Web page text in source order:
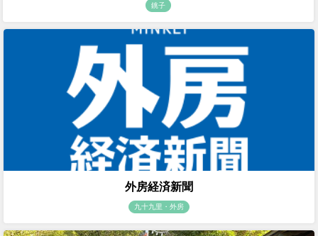
銚子
外房経済新聞
九十九里・外房